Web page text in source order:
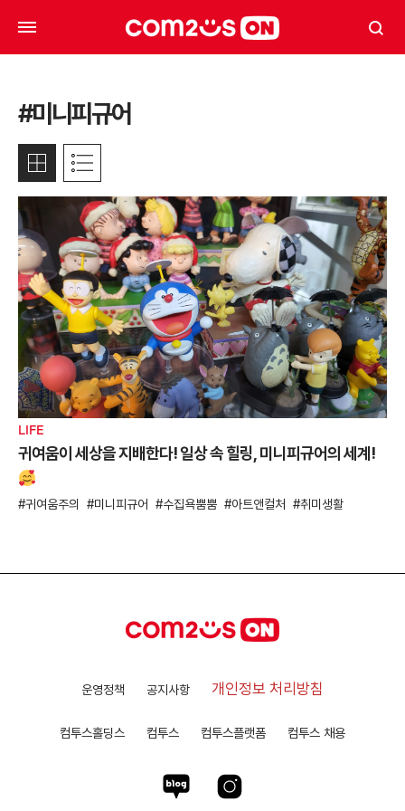
#미니피규어
LIFE
귀여움이 세상을 지배한다! 일상 속 힐링, 미니피규어의 세계!
귀여움주의 미니피규어 수집욕뿜뿜 아트앤컬처 취미생활
운영정책 공지사항 개인정보 처리방침
컴투스홀딩스 컴투스 컴투스플랫폼 컴투스 채용